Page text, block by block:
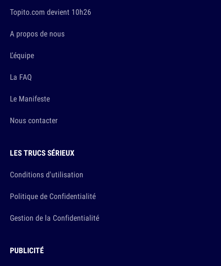
Topito.com devient 10h26
A propos de nous
L'équipe
La FAQ
Le Manifeste
Nous contacter
LES TRUCS SÉRIEUX
Conditions d'utilisation
Politique de Confidentialité
Gestion de la Confidentialité
PUBLICITÉ